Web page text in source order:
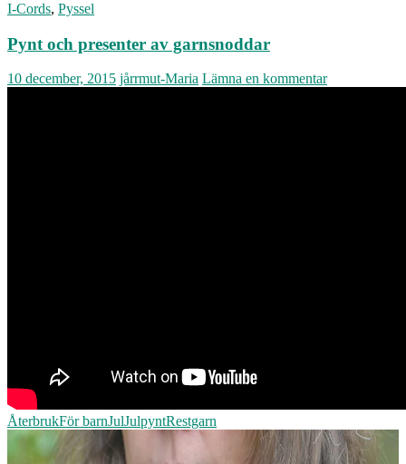
I-Cords, Pyssel
Pynt och presenter av garnsnoddar
10 december, 2015 jårrmut-Maria Lämna en kommentar
ÅterbrukFör barnJulJulpyntRestgarn